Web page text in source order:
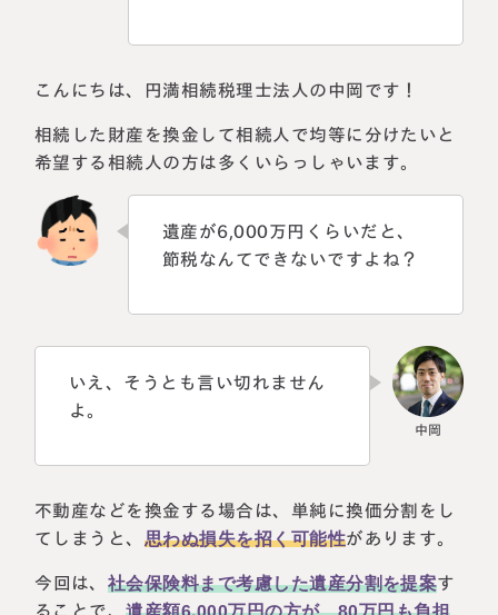
選ばれる理由
税理士紹介
法人情報
〒107-0062
東京都港区南青山一丁目2番6号
ラティス青山スクエア2階
〒530-0017
大阪府大阪市北区角田町8番47号
相続について学ぶ
相続コラム
セミナー
円満相続ちゃんねる
円満相続塾（受講生募集中）
こんにちは、円満相続税理士法人の中岡です！
相続した財産を換金して相続人で均等に分けたいと
希望する相続人の方は多くいらっしゃいます。
遺産が6,000万円くらいだと、
節税なんてできないですよね？
いえ、そうとも言い切れません
よ。
不動産などを換金する場合は、単純に換価分割をし
てしまうと、思わぬ損失を招く可能性があります。
今回は、社会保険料まで考慮した遺産分割を提案す
ることで、